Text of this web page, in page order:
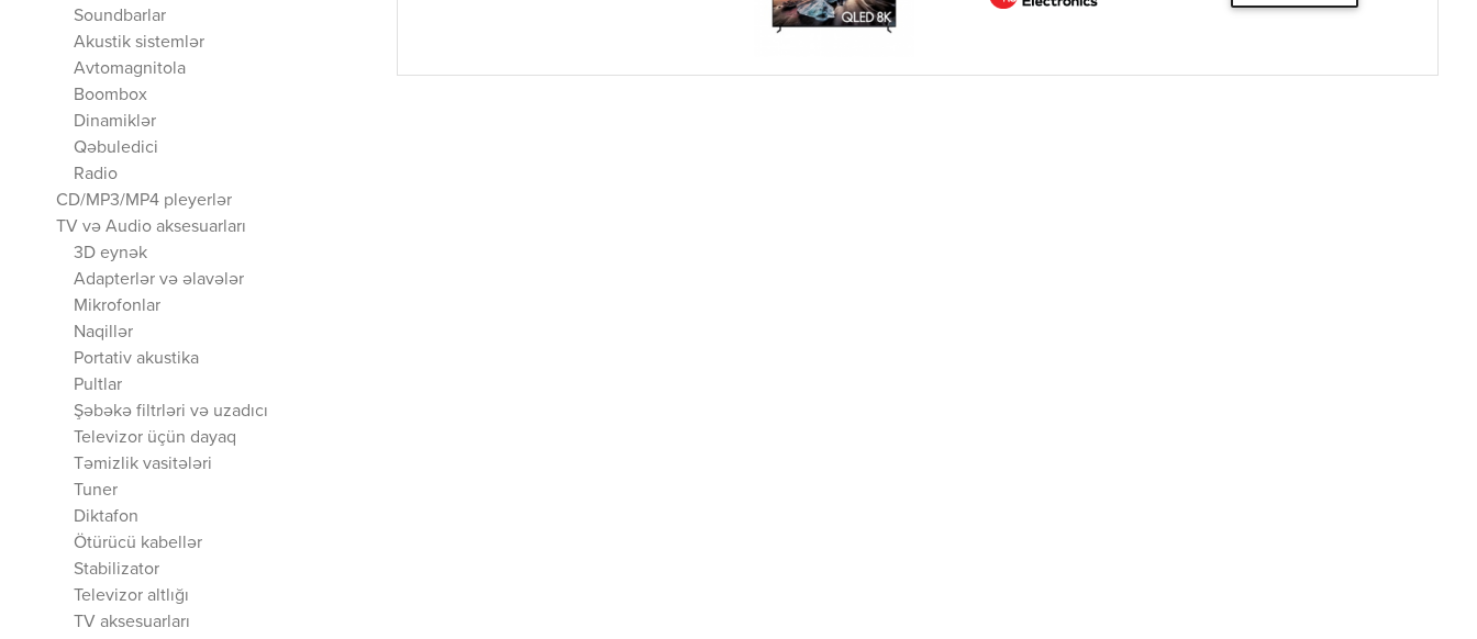
Soundbarlar
Akustik sistemlər
Avtomagnitola
Boombox
Dinamiklər
Qəbuledici
Radio
CD/MP3/MP4 pleyerlər
TV və Audio aksesuarları
3D eynək
Adapterlər və əlavələr
Mikrofonlar
Naqillər
Portativ akustika
Pultlar
Şəbəkə filtrləri və uzadıcı
Televizor üçün dayaq
Təmizlik vasitələri
Tuner
Diktafon
Ötürücü kabellər
Stabilizator
Televizor altlığı
TV aksesuarları